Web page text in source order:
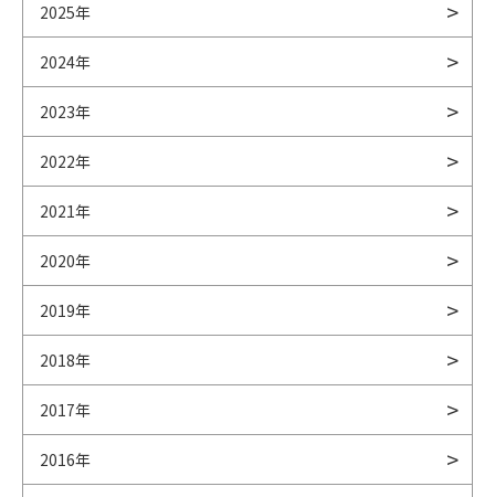
2025年
2024年
2023年
2022年
2021年
2020年
2019年
2018年
2017年
2016年